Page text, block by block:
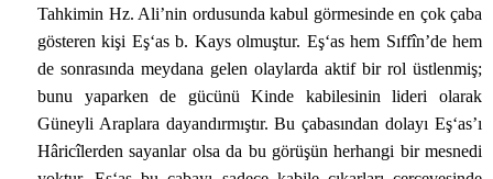
Tahkimin Hz. Ali’nin ordusunda kabul görmesinde en çok çaba
gösteren kişi Eş‘as b. Kays olmuştur. Eş‘as hem Sıffîn’de hem
de sonrasında meydana gelen olaylarda aktif bir rol üstlenmiş;
bunu yaparken de gücünü Kinde kabilesinin lideri olarak
Güneyli Araplara dayandırmıştır. Bu çabasından dolayı Eş‘as’ı
Hâricîlerden sayanlar olsa da bu görüşün herhangi bir mesnedi